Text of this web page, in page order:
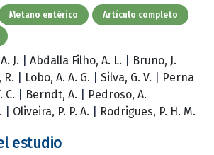
Metano entérico Artículo completo
J. Abdalla Filho, A. L.
Bruno, J.
R. Lobo, A. A. G. Silva, G. V.
Perna
C. Berndt, A.
Pedroso, A.
Oliveira, P. P. A. Rodrigues, P. H. M.
estudio